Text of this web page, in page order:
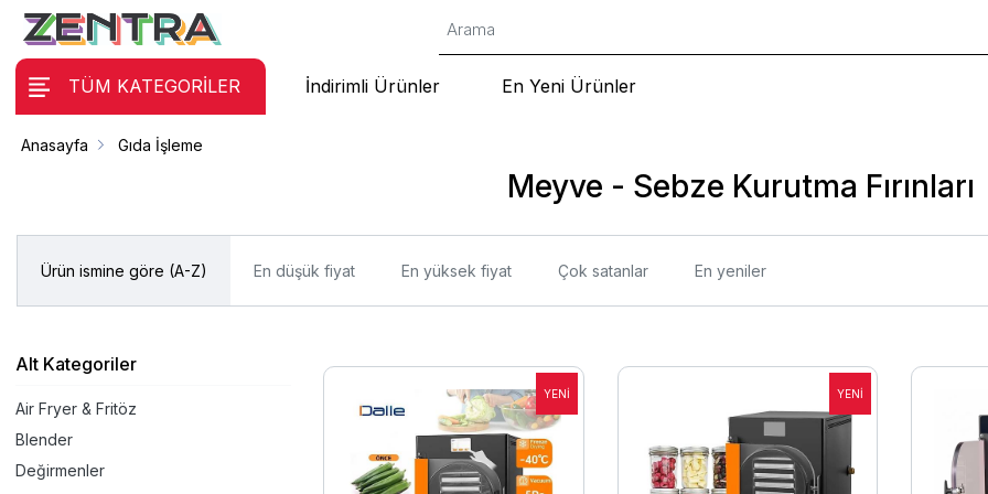
TÜM KATEGORİLER İndirimli Ürünler En Yeni Ürünler
Meyve - Sebze Kurutma Fırınları
Anasayfa Gıda İşleme
Ürün ismine göre (A-Z) En düşük fiyat En yüksek fiyat Çok satanlar En yeniler
Alt Kategoriler
Air Fryer & Fritöz
Blender
Değirmenler